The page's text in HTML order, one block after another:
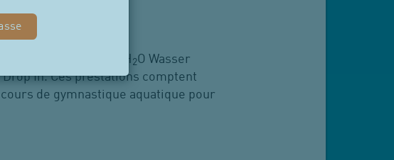
propre nom, par H 2O Wasser
In. Ces prestations comptent
de gymnastique aquatique pour